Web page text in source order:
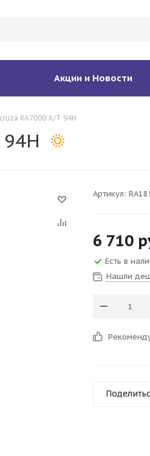
Акции и Новости
RA7000 X/T 94H
Артикул:
6 710
Есть в
Нашли